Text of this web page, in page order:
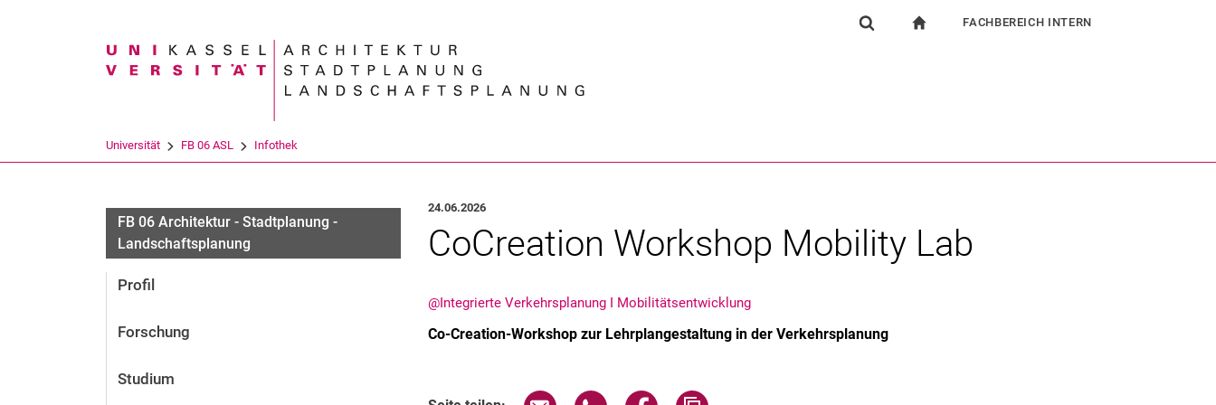
Suchbegriff
FACHBEREICH INTERN
Universität FB 06 ASL Infothek
FB 06 Architektur - Stadtplanung -
Landschaftsplanung
Profil
Forschung
Studium
24.06.2026
CoCreation Workshop Mobility Lab
@Integrierte Verkehrsplanung I Mobilitätsentwicklung
Co-Creation-Workshop zur Lehrplangestaltung in der Verkehrsplanung
Seite über E-Mail teilen
Seite über WhatsApp teilen (externer Link, öffnet neues Fenster)
Seite über Facebook teilen (externer Link, öffnet neues Fenster)